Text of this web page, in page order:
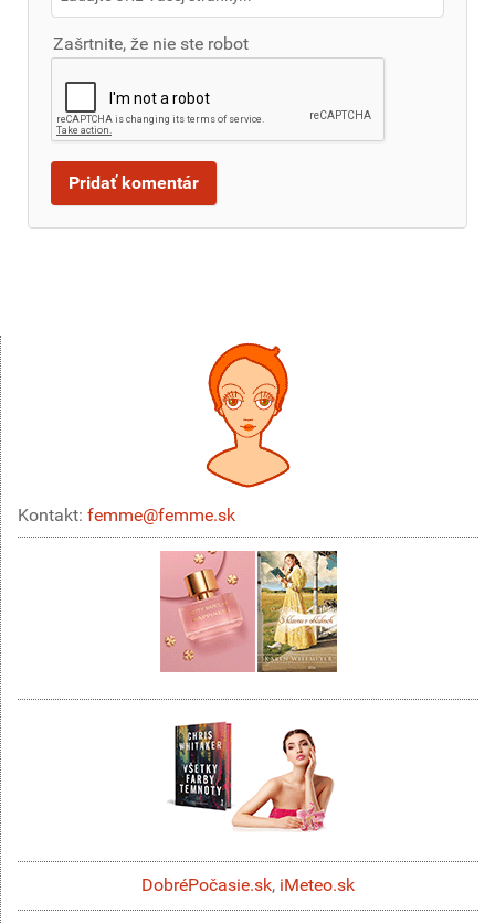
Zašrtnite, že nie ste robot
Kontakt: femme@femme.sk
DobréPočasie.sk, iMeteo.sk